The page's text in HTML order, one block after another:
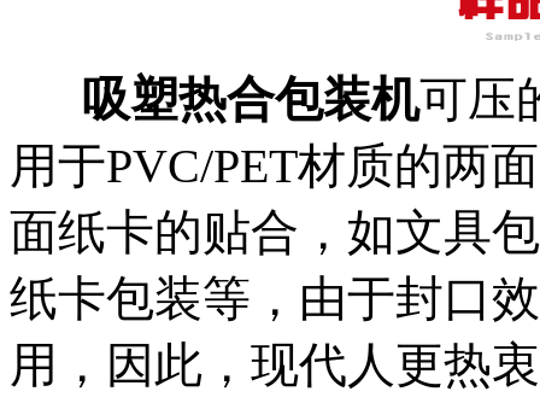
吸塑热合包装机可压
用于PVC/PET材质的两
面纸卡的贴合，如文具
纸卡包装等，由于封口
用，因此，现代人更热